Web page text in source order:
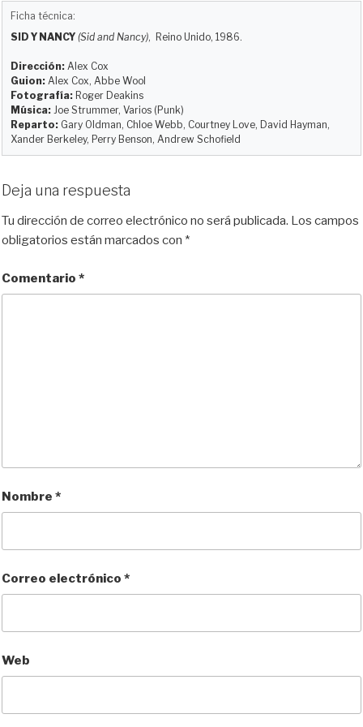
u
s
k
y
o
d
o
n
b
o
o
k
i
l
a
r
Ficha técnica:
SID Y NANCY (Sid and Nancy), Reino Unido, 1986.
Dirección: Alex Cox
Guion: Alex Cox, Abbe Wool
Fotografía: Roger Deakins
Música: Joe Strummer, Varios (Punk)
Reparto: Gary Oldman, Chloe Webb, Courtney Love, David Hayman,
Xander Berkeley, Perry Benson, Andrew Schofield
Deja una respuesta
Tu dirección de correo electrónico no será publicada. Los campos
obligatorios están marcados con *
Comentario *
Nombre *
Correo electrónico *
Web